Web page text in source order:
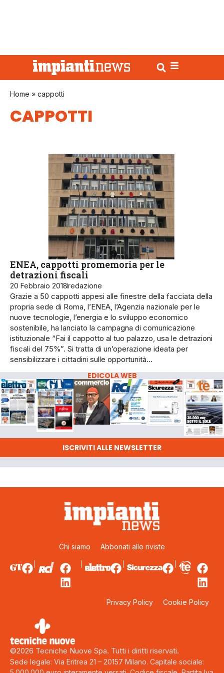
Home » cappotti
CAPPOTTI
ENEA, cappotti promemoria per le
detrazioni fiscali
20 Febbraio 2018redazione
Grazie a 50 cappotti appesi alle finestre della facciata della
propria sede di Roma, l’ENEA, l’Agenzia nazionale per le
nuove tecnologie, l’energia e lo sviluppo economico
sostenibile, ha lanciato la campagna di comunicazione
istituzionale “Fai il cappotto al tuo palazzo, usa le detrazioni
fiscali del 75%”. Si tratta di un’operazione ideata per
sensibilizzare i cittadini sulle opportunità…
EDICOLA WEB
ISCRIVITI ALLE NEWSLETTER
Chi siamo Abbonati alle riviste
Privacy Policy Cookie Policy
©2026 Tecniche Nuove Spa. Tutti i diritti riservati.
Sede legale: Via Eritrea 21 – 20157 Milano. Capitale sociale: